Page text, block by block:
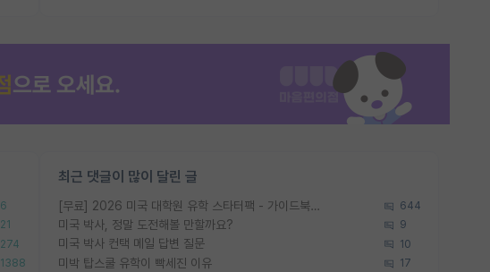
6
21
274
1388
최근 댓글이 많이 달린 글
[무료] 2026 미국 대학원 유학 스타터팩 - 가이드북 & 합격자 컨택메일 템플릿 644
미국 박사, 정말 도전해볼 만할까요? 9
미국 박사 컨택 메일 답변 질문 10
미박 탑스쿨 유학이 빡세진 이유 17